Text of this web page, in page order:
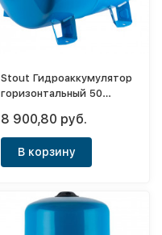
Stout Гидроаккумулятор
горизонтальный 50
8 900,80 руб.
В корзину